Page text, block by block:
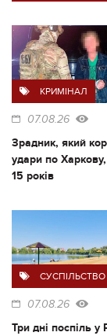
КРИМІНАЛ
07.08.26
Зрадник, який
удари по
15 років
СУСПІЛЬСТВО
07.08.26
Три дні поспіль у